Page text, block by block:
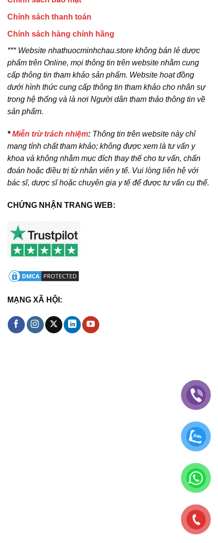
Chính sách thanh toán
Chính sách hàng chính hãng
*** Website nhathuocminhchau.store không bán lẻ dược
phẩm trên Online, mọi thông tin trên website nhằm cung
cấp thông tin tham khảo sản phẩm. Website hoạt đồng
dưới hình thức cung cấp thông tin tham khảo cho nhân sự
trong hệ thống và là nơi Người dân tham thảo thông tin về
sản phẩm.
*Miễn trừ trách nhiệm: Thông tin trên website này chỉ
mang tính chất tham khảo; không được xem là tư vấn y
khoa và không nhằm mục đích thay thế cho tư vấn, chẩn
đoán hoặc điều trị từ nhân viên y tế. Vui lòng liên hệ với
bác sĩ, dược sĩ hoặc chuyên gia y tế để được tư vấn cụ thể.
CHỨNG NHẬN TRANG WEB:
MẠNG XÃ HỘI: